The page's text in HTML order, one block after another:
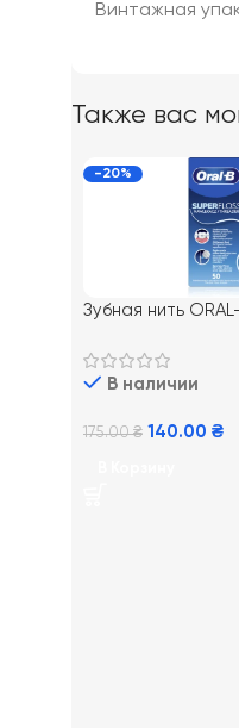
Винтажная
Также вас
-20%
Зубная нить
В наличии
175.00₴ 140.00 ₴